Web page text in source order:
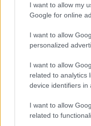
I want to allow my
Google for online
I want to allow
personalized
I want to allow
related to analytics
device identifiers in
I want to allow
related to
tror jeg det kan
Kollen. Det ene
Gløgård Stensrud
– Hvis du går bra
hvis du er på vippen.
jeg kan bruke